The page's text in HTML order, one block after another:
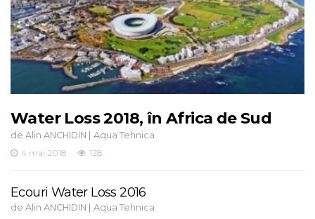
Water Loss 2018, în Africa de Sud
de Alin ANCHIDIN | Aqua Tehnica
4 mai 2018
128
Ecouri Water Loss 2016
de Alin ANCHIDIN | Aqua Tehnica